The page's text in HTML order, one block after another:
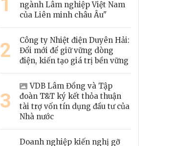
ngành Lâm nghiệp Việt Nam
của Liên minh châu Âu"
2
Công ty Nhiệt điện Duyên Hải:
Đổi mới để giữ vững dòng
điện, kiến tạo giá trị bền vững
3
VDB Lâm Đồng và Tập
đoàn T&T ký kết thỏa thuận
tài trợ vốn tín dụng đầu tư của
Nhà nước
Doanh nghiệp kiến nghị gỡ